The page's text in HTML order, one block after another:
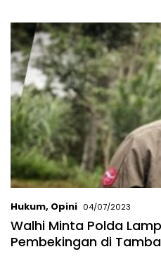
Hukum, Opini 04/07/2023
Walhi Minta Polda
Pembekingan di